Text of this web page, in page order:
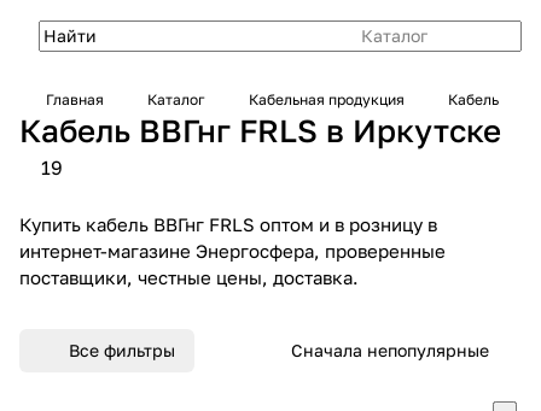
Каталог
Главная Каталог Кабельная продукция Кабель
Кабель ВВГнг FRLS в Иркутске
19
Купить кабель ВВГнг FRLS оптом и в розницу в
интернет-магазине Энергосфера, проверенные
поставщики, честные цены, доставка.
Все фильтры Сначала непопулярные